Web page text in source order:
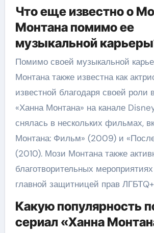
Что еще известно о
Монтана помимо ее
музыкальной
Помимо своей музыкальной
Монтана также известна как
известной благодаря своей роли
«Ханна Монтана» на канале
снялась в нескольких фильмах,
Монтана: Фильм» (2009) и
(2010). Мози Монтана также
благотворительных
главной защитницей прав
Какую популярность
сериал «Ханна